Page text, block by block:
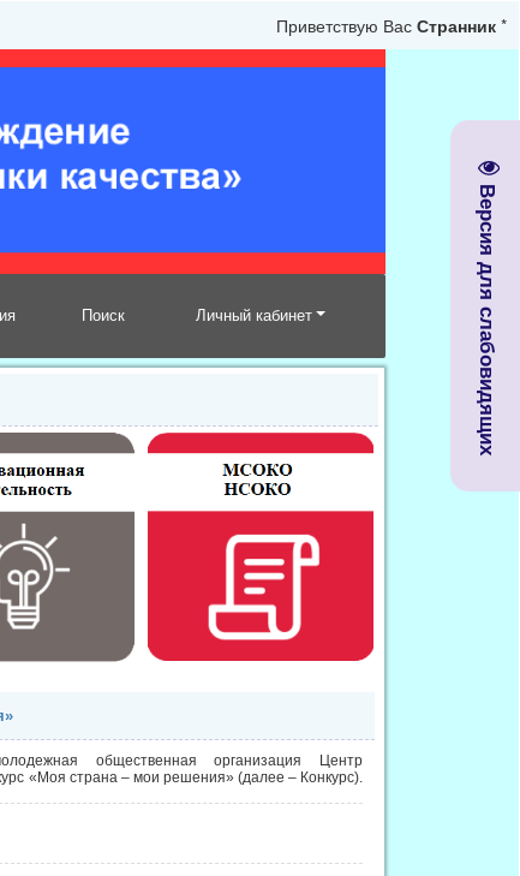
Версия для слабовидящих
Приветствую Вас Странник *
Поиск Личный кабинет
общественная организация Центр
«Моя страна – мои решения» (далее – Конкурс).